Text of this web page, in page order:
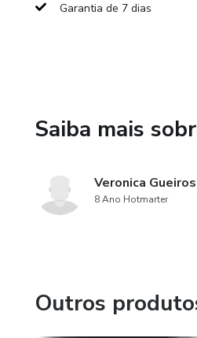
Garantia de 7 dias
Saiba mais
Veronica Gueiros
8 Ano Hotmarter
Outros